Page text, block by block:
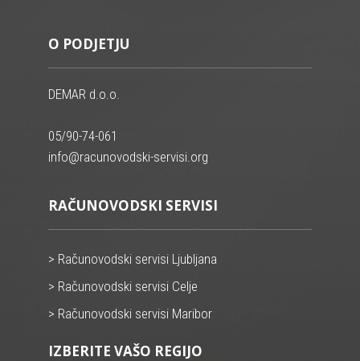
O PODJETJU
DEMAR d.o.o.
05/90-74-061
info@racunovodski-servisi.org
RAČUNOVODSKI SERVISI
> Računovodski servisi Ljubljana
> Računovodski servisi Celje
> Računovodski servisi Maribor
IZBERITE VAŠO REGIJO